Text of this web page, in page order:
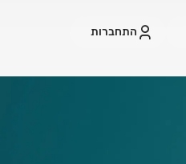
התחברות